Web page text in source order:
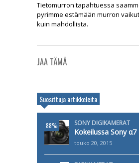
Tietomurron tapahtuessa
pyrimme estämään murron
kuin mahdollista.
JAA TÄMÄ
Suosittuja artikkeleita
88% SONY DIGIKAMERAT
Kokeilussa Sony α7
touko 20, 2015